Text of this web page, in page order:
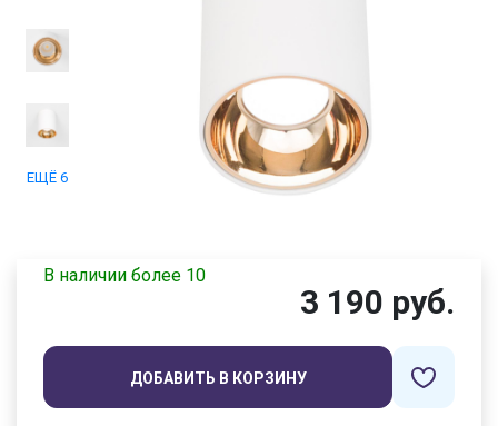
ЕЩЁ 6
В наличии более 10
3 190 руб.
ДОБАВИТЬ В КОРЗИНУ